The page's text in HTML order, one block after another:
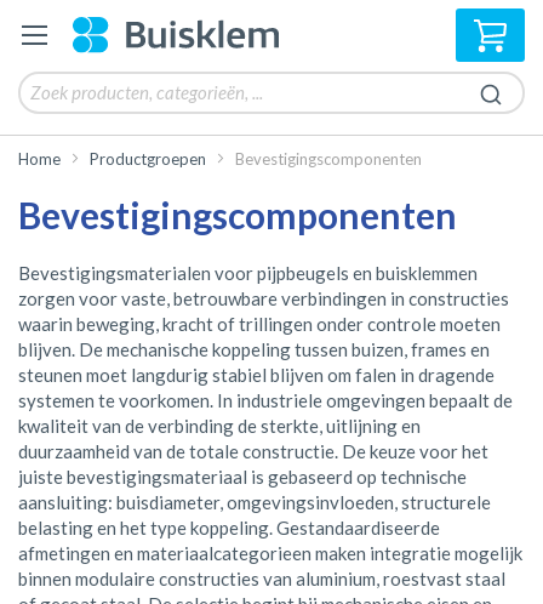
Home Productgroepen Bevestigingscomponenten
Bevestigingscomponenten
Bevestigingsmaterialen voor pijpbeugels en buisklemmen
zorgen voor vaste, betrouwbare verbindingen in constructies
waarin beweging, kracht of trillingen onder controle moeten
blijven. De mechanische koppeling tussen buizen, frames en
steunen moet langdurig stabiel blijven om falen in dragende
systemen te voorkomen. In industriele omgevingen bepaalt de
kwaliteit van de verbinding de sterkte, uitlijning en
duurzaamheid van de totale constructie. De keuze voor het
juiste bevestigingsmateriaal is gebaseerd op technische
aansluiting: buisdiameter, omgevingsinvloeden, structurele
belasting en het type koppeling. Gestandaardiseerde
afmetingen en materiaalcategorieen maken integratie mogelijk
binnen modulaire constructies van aluminium, roestvast staal